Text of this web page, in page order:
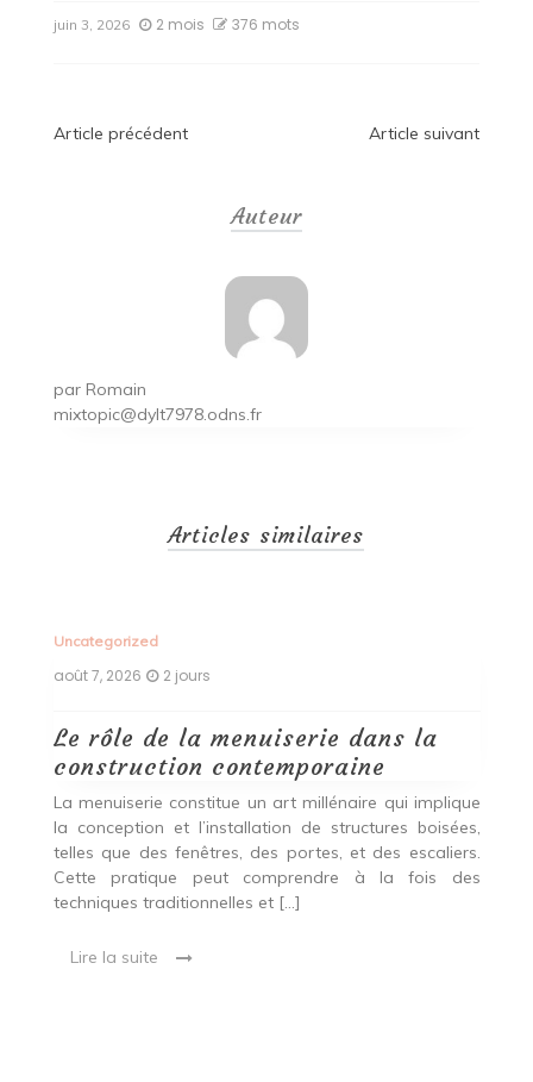
juin 3, 2026 2 mois 376 mots
Navigation
Article précédent Article suivant
Auteur
par Romain
mixtopic@dylt7978.odns.fr
Articles similaires
Uncategorized
août 7, 2026 2 jours
Le rôle de la menuiserie dans la
construction contemporaine
La menuiserie constitue un art millénaire qui implique
la conception et l’installation de structures boisées,
telles que des fenêtres, des portes, et des escaliers.
Cette pratique peut comprendre à la fois des
techniques traditionnelles et […]
Lire la suite